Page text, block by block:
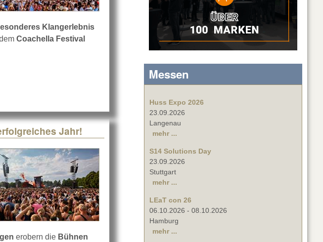
Klangerlebnis
Coachella Festival
Jahr!
erobern die Bühnen
Messen
Huss Expo 2026
23.09.2026
Langenau
mehr ...
S14 Solutions Day
23.09.2026
Stuttgart
mehr ...
LEaT con 26
06.10.2026 - 08.10.2026
Hamburg
mehr ...